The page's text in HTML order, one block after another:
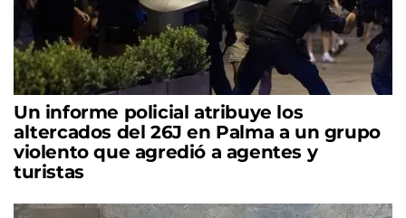
Un informe policial atribuye los
altercados del 26J en Palma a un grupo
violento que agredió a agentes y
turistas